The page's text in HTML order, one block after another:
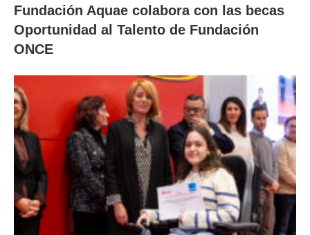
Fundación Aquae colabora con las becas
Oportunidad al Talento de Fundación
ONCE